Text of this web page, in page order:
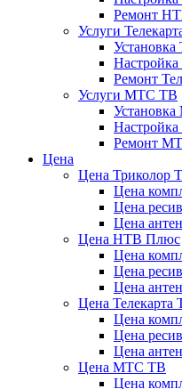
Ремонт
Услуги
Установка
Настройка
Ремонт
Услуги МТС ТВ
Ремонт
Цена
Цена Триколор
Цена
Цена
Цена
Цена НТВ Плюс
Цена
Цена
Цена
Цена Телекарта
Цена
Цена
Цена
Цена МТС ТВ
Цена